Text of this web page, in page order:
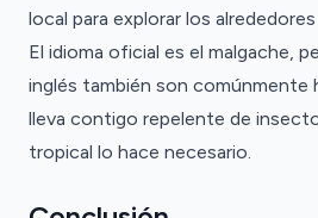
local para explorar los
El idioma oficial es el malgache,
inglés también son comúnmente
lleva contigo repelente de
tropical lo hace necesario.